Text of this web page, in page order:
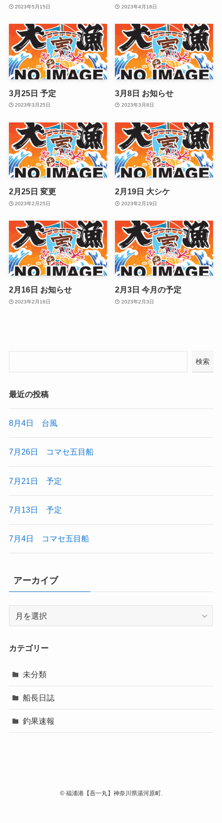
2023年5月15日 2023年4月18日
3月25日 予定
2023年3月25日
3月8日 お知らせ
2023年3月8日
2月25日 変更
2023年2月25日
2月19日 大シケ
2023年2月19日
2月16日 お知らせ
2023年2月16日
2月3日 今月の予定
2023年2月3日
検索
最近の投稿
8月4日 台風
7月26日 コマセ五目船
7月21日 予定
7月13日 予定
7月4日 コマセ五目船
アーカイブ
イ
カテゴリー
未分類
船長日誌
釣果速報
©福浦港【吾一丸】神奈川県湯河原町.